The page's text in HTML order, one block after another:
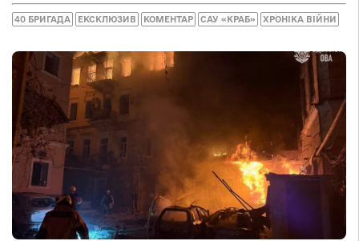
40 БРИГАДА ЕКСКЛЮЗИВ КОМЕНТАР САУ «КРАБ» ХРОНІКА ВІЙНИ